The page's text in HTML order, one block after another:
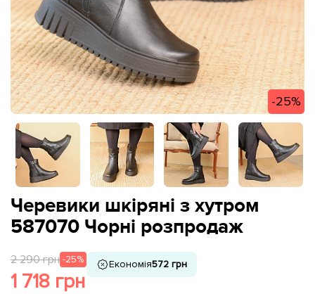
-25%
Черевики шкіряні з хутром
587070 Чорні розпродаж
2 290 грн -25%
1 718 грн
Економія572 грн